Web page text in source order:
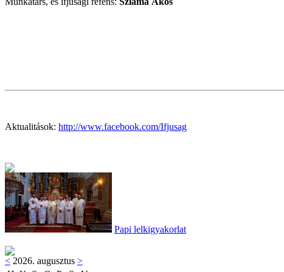
Aktualitások: http://www.facebook.com/Ifjusag
Papi lelkigyakorlat
< 2026. augusztus >